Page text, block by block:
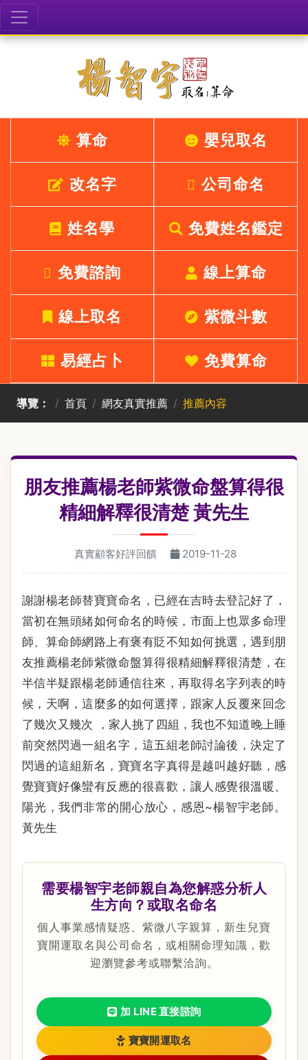
算命 嬰兒取名
改名字 公司命名
姓名學 免費姓名鑑定
免費諮詢 線上算命
線上取名 紫微斗數
易經占卜 免費算命
導覽： 首頁 網友真實推薦 推薦內容
朋友推薦楊老師紫微命盤算得很
精細解釋很清楚 黃先生
真實顧客好評回饋 2019-11-28
謝謝楊老師替寶寶命名，已經在吉時去登記好了，
當初在無頭緒如何命名的時候，市面上也眾多命理
師、算命師網路上有褒有貶不知如何挑選，遇到朋
友推薦楊老師紫微命盤算得很精細解釋很清楚，在
半信半疑跟楊老師通信往來，再取得名字列表的時
候，天啊，這麼多的如何選擇，跟家人反覆來回念
了幾次又幾次 ，家人挑了四組，我也不知道晚上睡
前突然閃過一組名字，這五組老師討論後，決定了
閃過的這組新名，寶寶名字真得是越叫越好聽，感
覺寶寶好像蠻有反應的很喜歡，讓人感覺很溫暖、
陽光，我們非常的開心放心，感恩~楊智宇老師。
黃先生
需要楊智宇老師親自為您解惑分析人
生方向？或取名命名
個人事業感情疑惑、紫微八字親算，新生兒寶
寶開運取名與公司命名，或相關命理知識，歡
迎瀏覽參考或聯繫洽詢。
加 LINE 直接諮詢
寶寶開運取名